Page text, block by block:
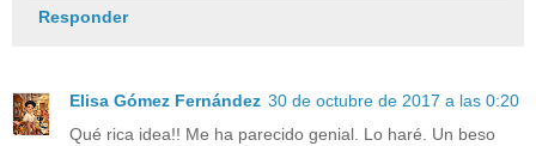
Responder
Elisa Gómez Fernández 30 de octubre de 2017 a las 0:20
Qué rica idea!! Me ha parecido genial. Lo haré. Un beso